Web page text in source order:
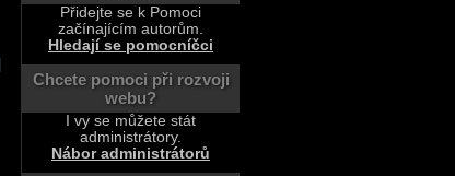
Přidejte se k Pomoci
začínajícím autorům.
Hledají se pomocníčci
Chcete pomoci při rozvoji
webu?
I vy se můžete stát
administrátory.
Nábor administrátorů